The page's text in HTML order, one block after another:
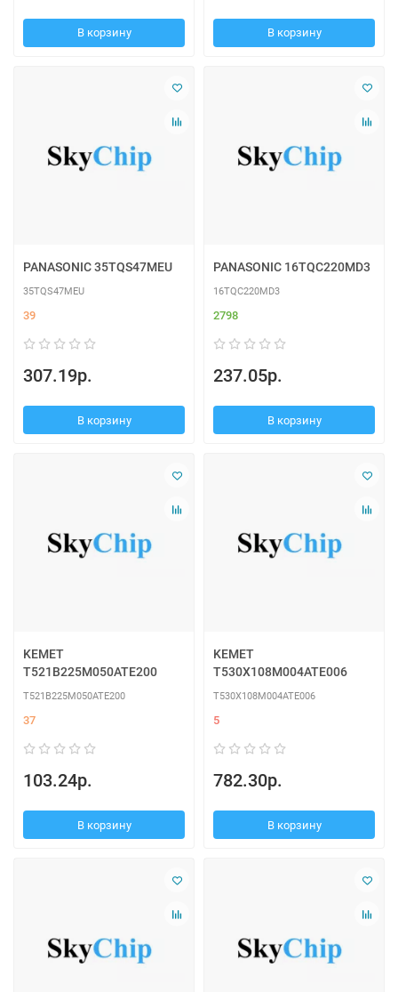
В корзину В корзину
PANASONIC 35TQS47MEU
35TQS47MEU
39
307.19р.
В корзину
PANASONIC 16TQC220MD3
16TQC220MD3
2798
237.05р.
В корзину
KEMET
T521B225M050ATE200
T521B225M050ATE200
37
103.24р.
В корзину
KEMET
T530X108M004ATE006
T530X108M004ATE006
5
782.30р.
В корзину